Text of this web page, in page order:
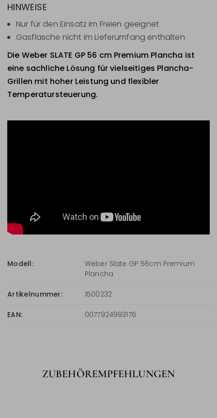
HINWEISE
Nur für den Einsatz im Freien geeignet
Gasflasche nicht im Lieferumfang enthalten
Die Weber SLATE GP 56 cm Premium Plancha ist
eine sachliche Lösung für vielseitiges Plancha-
Grillen mit hoher Leistung und flexibler
Temperatursteuerung.
Modell:
Weber Slate GP 56cm Premium
Plancha
Artikelnummer: 1500232
EAN: 0077924993176
ZUBEHÖREMPFEHLUNGEN